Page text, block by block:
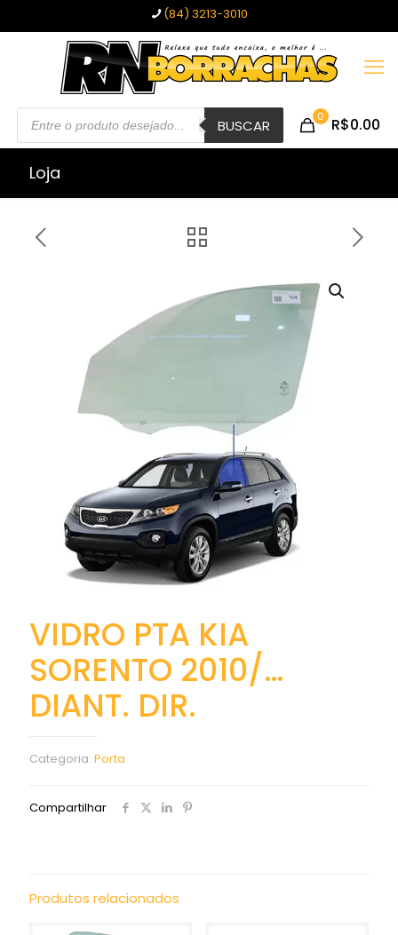
(84) 3213-3010
Pesquisar
produtos BUSCAR 0 R$0.00
Loja
VIDRO PTA KIA
SORENTO 2010/…
DIANT. DIR.
Categoria: Porta
Compartilhar
Produtos relacionados